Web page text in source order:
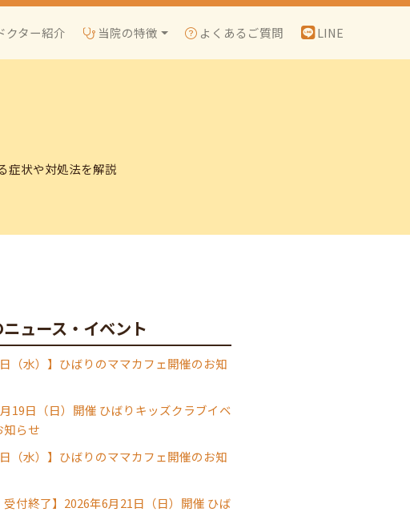
クター紹介 当院の特徴 よくあるご質問 LINE
症状や対処法を解説
ュース・イベント
日（水）】ひばりのママカフェ開催のお知
19日（日）開催 ひばりキッズクラブイベ
知らせ
日（水）】ひばりのママカフェ開催のお知
受付終了】2026年6月21日（日）開催 ひば